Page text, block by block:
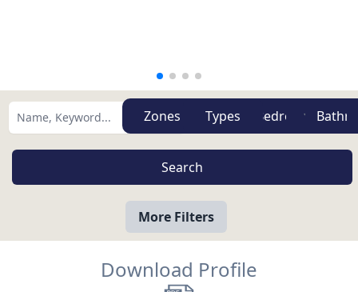
Zones Types
More Filters
Download Profile